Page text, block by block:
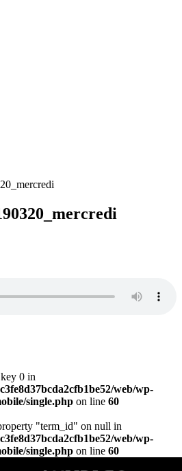
0 in
web/wp-
single.php on line 60
"term_id" on null in
web/wp-
single.php on line 60